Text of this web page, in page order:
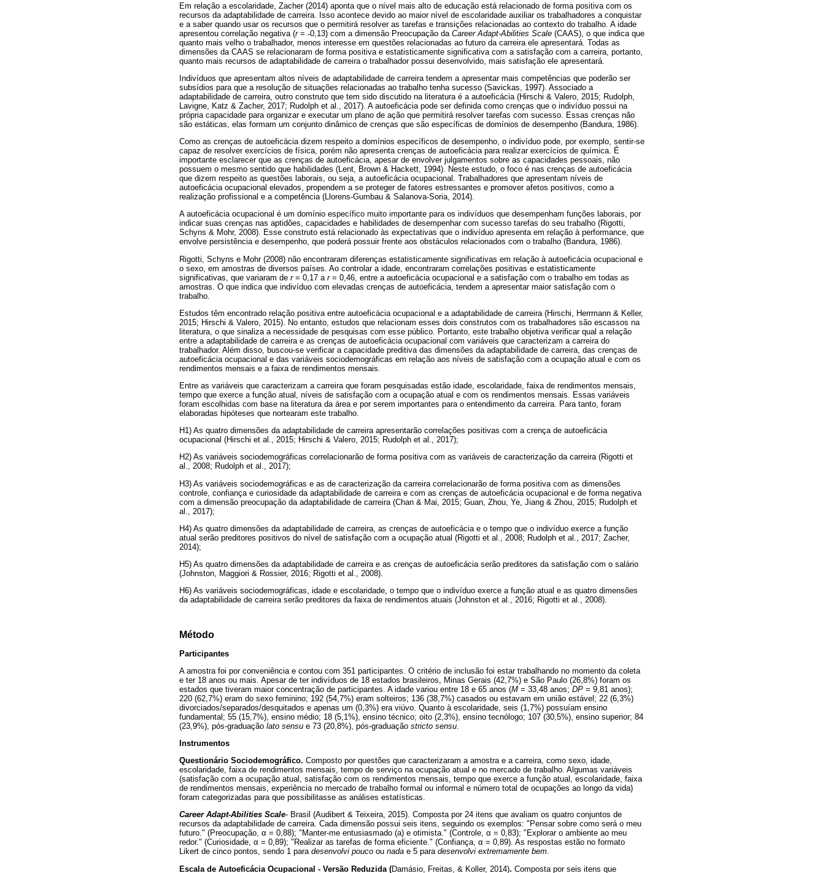
Em relação a escolaridade, Zacher (2014) aponta que o nível mais alto de educação está relacionado de forma positiva com os
recursos da adaptabilidade de carreira. Isso acontece devido ao maior nível de escolaridade auxiliar os trabalhadores a conquistar
e a saber quando usar os recursos que o permitirá resolver as tarefas e transições relacionadas ao contexto do trabalho. A idade
apresentou correlação negativa (r= ˗0,13) com a dimensão Preocupação da Career Adapt-Abilities Scale (CAAS), o que indica que
quanto mais velho o trabalhador, menos interesse em questões relacionadas ao futuro da carreira ele apresentará. Todas as
dimensões da CAAS se relacionaram de forma positiva e estatisticamente significativa com a satisfação com a carreira, portanto,
quanto mais recursos de adaptabilidade de carreira o trabalhador possui desenvolvido, mais satisfação ele apresentará.
Indivíduos que apresentam altos níveis de adaptabilidade de carreira tendem a apresentar mais competências que poderão ser
subsídios para que a resolução de situações relacionadas ao trabalho tenha sucesso (Savickas, 1997). Associado a
adaptabilidade de carreira, outro construto que tem sido discutido na literatura é a autoeficácia (Hirschi & Valero, 2015; Rudolph,
Lavigne, Katz & Zacher, 2017; Rudolph et al., 2017). A autoeficácia pode ser definida como crenças que o indivíduo possui na
própria capacidade para organizar e executar um plano de ação que permitirá resolver tarefas com sucesso. Essas crenças não
são estáticas, elas formam um conjunto dinâmico de crenças que são específicas de domínios de desempenho (Bandura, 1986).
Como as crenças de autoeficácia dizem respeito a domínios específicos de desempenho, o indivíduo pode, por exemplo, sentir-se
capaz de resolver exercícios de física, porém não apresenta crenças de autoeficácia para realizar exercícios de química. É
importante esclarecer que as crenças de autoeficácia, apesar de envolver julgamentos sobre as capacidades pessoais, não
possuem o mesmo sentido que habilidades (Lent, Brown & Hackett, 1994). Neste estudo, o foco é nas crenças de autoeficácia
que dizem respeito as questões laborais, ou seja, a autoeficácia ocupacional. Trabalhadores que apresentam níveis de
autoeficácia ocupacional elevados, propendem a se proteger de fatores estressantes e promover afetos positivos, como a
realização profissional e a competência (Llorens-Gumbau & Salanova-Soria, 2014).
A autoeficácia ocupacional é um domínio específico muito importante para os indivíduos que desempenham funções laborais, por
indicar suas crenças nas aptidões, capacidades e habilidades de desempenhar com sucesso tarefas do seu trabalho (Rigotti,
Schyns & Mohr, 2008). Esse construto está relacionado às expectativas que o indivíduo apresenta em relação à performance, que
envolve persistência e desempenho, que poderá possuir frente aos obstáculos relacionados com o trabalho (Bandura, 1986).
Rigotti, Schyns e Mohr (2008) não encontraram diferenças estatisticamente significativas em relação à autoeficácia ocupacional e
o sexo, em amostras de diversos países. Ao controlar a idade, encontraram correlações positivas e estatisticamente
significativas, que variaram de r = 0,17 a r = 0,46, entre a autoeficácia ocupacional e a satisfação com o trabalho em todas as
amostras. O que indica que indivíduo com elevadas crenças de autoeficácia, tendem a apresentar maior satisfação com o
trabalho.
Estudos têm encontrado relação positiva entre autoeficácia ocupacional e a adaptabilidade de carreira (Hirschi, Herrmann & Keller,
2015; Hirschi & Valero, 2015). No entanto, estudos que relacionam esses dois construtos com os trabalhadores são escassos na
literatura, o que sinaliza a necessidade de pesquisas com esse público. Portanto, este trabalho objetiva verificar qual a relação
entre a adaptabilidade de carreira e as crenças de autoeficácia ocupacional com variáveis que caracterizam a carreira do
trabalhador. Além disso, buscou-se verificar a capacidade preditiva das dimensões da adaptabilidade de carreira, das crenças de
autoeficácia ocupacional e das variáveis sociodemográficas em relação aos níveis de satisfação com a ocupação atual e com os
rendimentos mensais e a faixa de rendimentos mensais.
Entre as variáveis que caracterizam a carreira que foram pesquisadas estão idade, escolaridade, faixa de rendimentos mensais,
tempo que exerce a função atual, níveis de satisfação com a ocupação atual e com os rendimentos mensais. Essas variáveis
foram escolhidas com base na literatura da área e por serem importantes para o entendimento da carreira. Para tanto, foram
elaboradas hipóteses que nortearam este trabalho.
H1) As quatro dimensões da adaptabilidade de carreira apresentarão correlações positivas com a crença de autoeficácia
ocupacional (Hirschi et al., 2015; Hirschi & Valero, 2015; Rudolph et al., 2017);
H2) As variáveis sociodemográficas correlacionarão de forma positiva com as variáveis de caracterização da carreira (Rigotti et
al., 2008; Rudolph et al., 2017);
H3) As variáveis sociodemográficas e as de caracterização da carreira correlacionarão de forma positiva com as dimensões
controle, confiança e curiosidade da adaptabilidade de carreira e com as crenças de autoeficácia ocupacional e de forma negativa
com a dimensão preocupação da adaptabilidade de carreira (Chan & Mai, 2015; Guan, Zhou, Ye, Jiang & Zhou, 2015; Rudolph et
al., 2017);
H4) As quatro dimensões da adaptabilidade de carreira, as crenças de autoeficácia e o tempo que o indivíduo exerce a função
atual serão preditores positivos do nível de satisfação com a ocupação atual (Rigotti et al., 2008; Rudolph et al., 2017; Zacher,
2014);
H5) As quatro dimensões da adaptabilidade de carreira e as crenças de autoeficácia serão preditores da satisfação com o salário
(Johnston, Maggiori & Rossier, 2016; Rigotti et al., 2008).
H6) As variáveis sociodemográficas, idade e escolaridade, o tempo que o indivíduo exerce a função atual e as quatro dimensões
da adaptabilidade de carreira serão preditores da faixa de rendimentos atuais (Johnston et al., 2016; Rigotti et al., 2008).
Método
Participantes
A amostra foi por conveniência e contou com 351 participantes. O critério de inclusão foi estar trabalhando no momento da coleta
e ter 18 anos ou mais. Apesar de ter indivíduos de 18 estados brasileiros, Minas Gerais (42,7%) e São Paulo (26,8%) foram os
estados que tiveram maior concentração de participantes. A idade variou entre 18 e 65 anos (M = 33,48 anos; DP = 9,81 anos);
220 (62,7%) eram do sexo feminino; 192 (54,7%) eram solteiros; 136 (38,7%) casados ou estavam em união estável; 22 (6,3%)
divorciados/separados/desquitados e apenas um (0,3%) era viúvo. Quanto à escolaridade, seis (1,7%) possuíam ensino
fundamental; 55 (15,7%), ensino médio; 18 (5,1%), ensino técnico; oito (2,3%), ensino tecnólogo; 107 (30,5%), ensino superior; 84
(23,9%), pós-graduação lato sensu e 73 (20,8%), pós-graduação stricto sensu
Instrumentos
Questionário Sociodemográfico. Composto por questões que caracterizaram a amostra e a carreira, como sexo, idade,
escolaridade, faixa de rendimentos mensais, tempo de serviço na ocupação atual e no mercado de trabalho. Algumas variáveis
(satisfação com a ocupação atual, satisfação com os rendimentos mensais, tempo que exerce a função atual, escolaridade, faixa
de rendimentos mensais, experiência no mercado de trabalho formal ou informal e número total de ocupações ao longo da vida)
foram categorizadas para que possibilitasse as análises estatísticas.
Career Adapt-Abilities Scale- Brasil (Audibert & Teixeira, 2015). Composta por 24 itens que avaliam os quatro conjuntos de
recursos da adaptabilidade de carreira. Cada dimensão possui seis itens, seguindo os exemplos: "Pensar sobre como será o meu
futuro." (Preocupação, α = 0,88); "Manter-me entusiasmado (a) e otimista." (Controle, α = 0,83); "Explorar o ambiente ao meu
redor." (Curiosidade, α = 0,89); "Realizar as tarefas de forma eficiente." (Confiança, α = 0,89). As respostas estão no formato
Likert de cinco pontos, sendo 1 para desenvolvi pouco ou nada e 5 para desenvolvi extremamente bem.
Escala de Autoeficácia Ocupacional - Versão Reduzida (Damásio, Freitas, & Koller, 2014). Composta por seis itens que